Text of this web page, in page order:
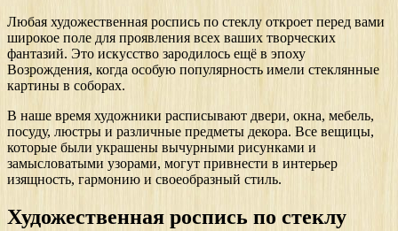
Любая художественная роспись по стеклу откроет перед вами
широкое поле для проявления всех ваших творческих
фантазий. Это искусство зародилось ещё в эпоху
Возрождения, когда особую популярность имели стеклянные
картины в соборах.
В наше время художники расписывают двери, окна, мебель,
посуду, люстры и различные предметы декора. Все вещицы,
которые были украшены вычурными рисунками и
замысловатыми узорами, могут привнести в интерьер
изящность, гармонию и своеобразный стиль.
Художественная роспись по стеклу